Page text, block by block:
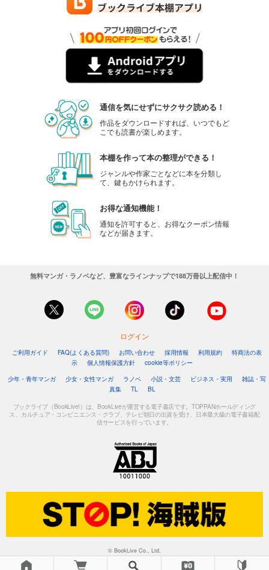
通信を気にせずにサクサク読める！
作品をダウンロードすれば、いつでもど
こでも読書が楽しめます。
本棚を作って本の整理ができる！
ジャンルや作家ごとなどに本を分類し
て、鍵もかけられます。
お得な通知機能！
通知を許可すると、お得なクーポン情報
などが届きます。
無料マンガ・ラノベなど、豊富なラインナップで188万冊以上配信中！
ログイン
ご利用ガイド FAQ(よくある質問) お問い合わせ 採用情報 利用規約
特商法の表
示
個人情報保護方針
cookie等ポリシー
少年・青年マンガ
少女・女性マンガ ラノベ 小説・文芸 ビジネス・実用
雑誌・写
真集
TL BL
ブックライブ（BookLive!）は、BookLiveが運営する電子書店です。TOPPANホールディング
ス、カルチュア・コンビニエンス・クラブ、テレビ朝日の出資を受け、日本最大級の電子書籍配
信サービスを行っています。
© BookLive Co., Ltd.